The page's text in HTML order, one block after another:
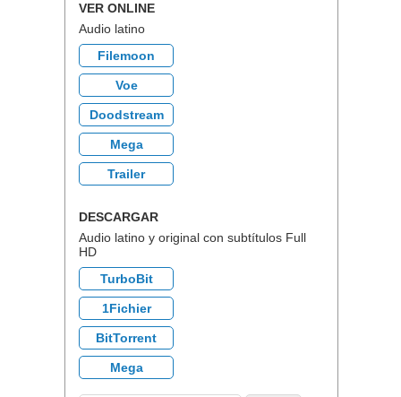
VER ONLINE
Audio latino
Filemoon
Voe
Doodstream
Mega
Trailer
DESCARGAR
Audio latino y original con subtítulos Full
HD
TurboBit
1Fichier
BitTorrent
Mega